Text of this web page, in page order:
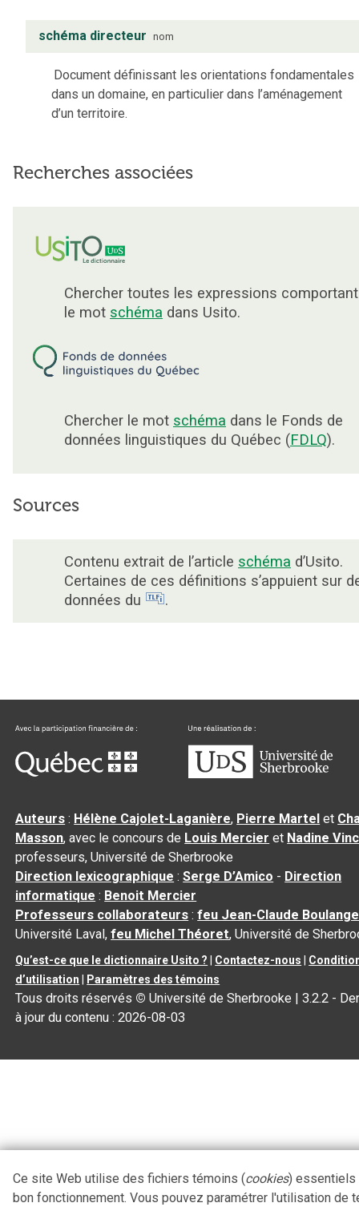
schéma directeur nom
Document définissant les orientations fondamentales
dans un domaine, en particulier dans l’aménagement
d’un territoire.
Recherches associées
Chercher toutes les expressions comportant
le mot schéma dans Usito.
Chercher le mot schéma dans le Fonds de
données linguistiques du Québec (FDLQ).
Sources
Contenu extrait de l’article schéma d’Usito.
Certaines de ces définitions s’appuient sur
données du
.
Auteurs : Hélène Cajolet-Laganière, Pierre Martel et
Masson, avec le concours de Louis Mercier et Nadine
professeurs, Université de Sherbrooke
Direction lexicographique :Serge D’Amico - Direction
informatique : Benoit Mercier
Professeurs collaborateurs :feu Jean-Claude
Université Laval,feu Michel Théoret, Université de
Qu’est-ce que le dictionnaire Usito ? Contactez-nous
d’utilisation
Paramètres des témoins
Tous droits réservés © Université de Sherbrooke |3.2.2 -
à jour du contenu :2026-08-03
Ce site Web utilise des fichiers témoins (cookies) essentiels
bon fonctionnement. Vous pouvez paramétrer l'utilisation de